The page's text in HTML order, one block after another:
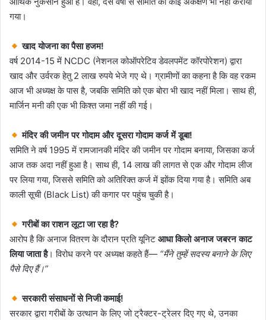
गया।
खाद योजना का पैसा हजम!
वर्ष 2014-15 में NCDC (नेशनल कोऑपरेटिव डेवलपमेंट कॉरपोरेशन) द्वारा
खाद और उर्वरक हेतु 2 लाख रुपये भेजे गए थे। ग्रामीणों का कहना है कि वह रकम
आज भी अध्यक्ष के पास है, जबकि समिति को एक बोरा भी खाद नहीं मिला। साथ ही,
मार्जिन मनी की एक भी किश्त जमा नहीं की गई।
मंदिर की जमीन पर गोदाम और दूसरा गोदाम कर्ज में डूबा!
समिति ने वर्ष 1995 में रामजानकी मंदिर की जमीन पर गोदाम बनाया, जिसका कर्ज
आज तक अदा नहीं हुआ है। साथ ही, 14 लाख की लागत से एक और गोदाम लीज
पर लिया गया, जिससे समिति को अतिरिक्त कर्ज में झोंक दिया गया है। समिति अब
काली सूची (Black List) की कगार पर पहुंच चुकी है।
गरीबों का राशन लूटा जा रहा है?
आरोप है कि अनाज वितरण के दौरान प्रति यूनिट आधा किलो अनाज जबरन काट
लिया जाता है। विरोध करने पर अध्यक्ष कहते हैं— “मैंने तुम्हें सदस्य बनाने के लिए
पैसे दिए हैं।”
सरकारी संसाधनों से निजी कमाई!
सरकार द्वारा गरीबों के उत्थान के लिए जो ट्रैक्टर-ट्रेलर दिए गए थे, उनका